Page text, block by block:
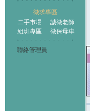
徵求專區
二手市場
誠徵老師
組班專區
徵保母車
聯絡管理員